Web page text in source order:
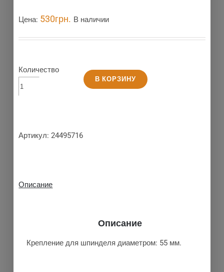
Цена: 530грн. В наличии
Количество
В КОРЗИНУ
Артикул:24495716
Описание
Описание
Крепление для шпинделя диаметром: 55 мм.